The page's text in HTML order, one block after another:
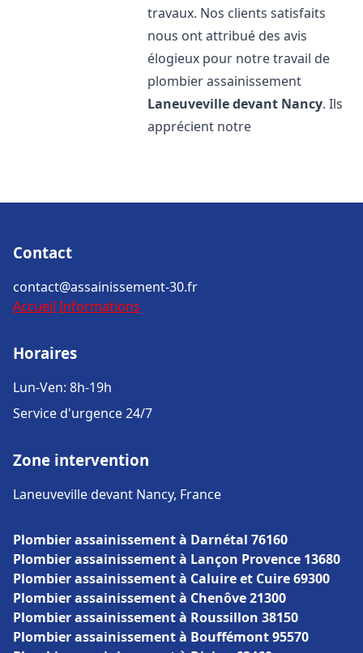
travaux. Nos clients satisfaits
nous ont attribué des avis
élogieux pour notre travail de
plombier assainissement
Laneuveville devant Nancy. Ils
apprécient notre
Contact
contact@assainissement-30.fr
Accueil Informations
Horaires
Lun-Ven: 8h-19h
Service d'urgence 24/7
Zone intervention
Laneuveville devant Nancy, France
Plombier assainissement à Darnétal 76160
Plombier assainissement à Lançon Provence 13680
Plombier assainissement à Caluire et Cuire 69300
Plombier assainissement à Chenôve 21300
Plombier assainissement à Roussillon 38150
Plombier assainissement à Bouffémont 95570